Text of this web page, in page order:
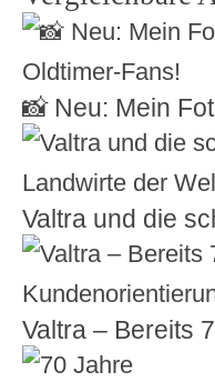
📸 Neu: Mein
Valtra und die
Valtra – Bereits